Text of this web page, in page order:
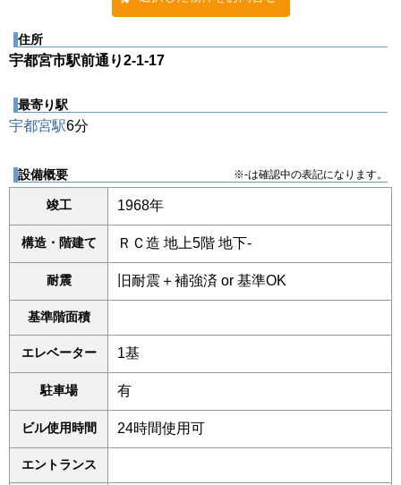
住所
宇都宮市駅前通り2-1-17
最寄り駅
宇都宮駅6分
設備概要 ※-は確認中の表記になります。
竣工 1968年
構造・階建て ＲＣ造 地上5階 地下-
耐震 旧耐震＋補強済 or 基準OK
基準階面積
エレベーター 1基
駐車場 有
ビル使用時間 24時間使用可
エントランス